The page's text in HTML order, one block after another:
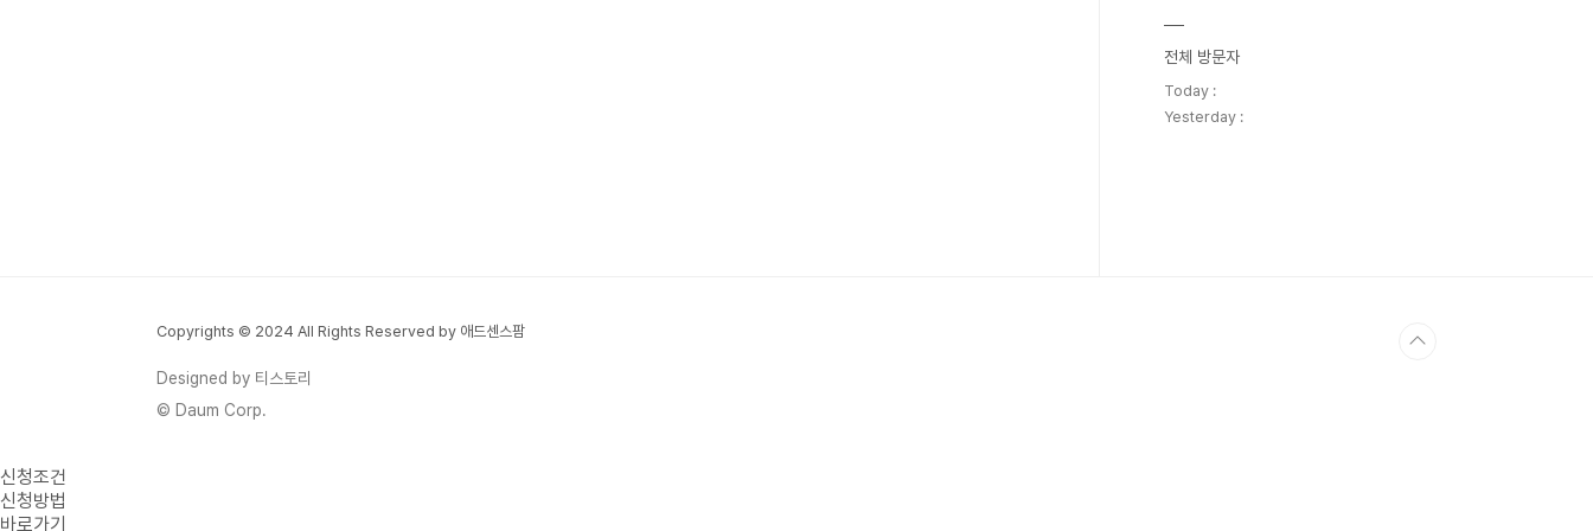
전체 방문자
Today :
Yesterday :
Copyrights © 2024 All Rights Reserved by 애드센스팜
Designed by 티스토리
© Daum Corp.
신청조건
신청방법
바로가기